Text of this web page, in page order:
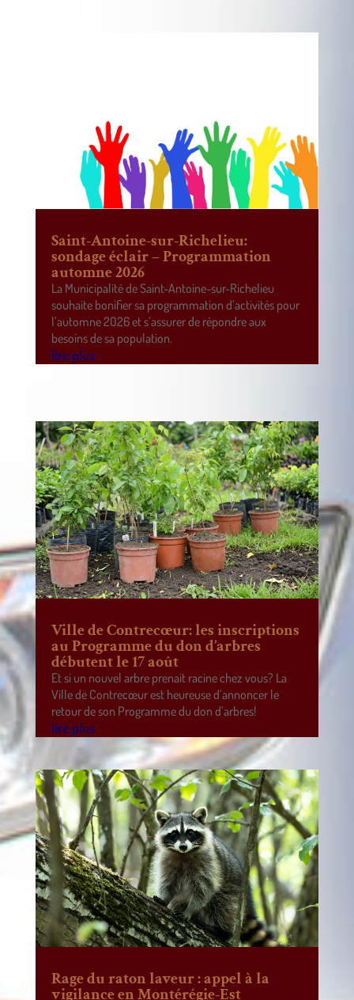
Saint-Antoine-sur-Richelieu:
sondage éclair – Programmation
automne 2026
La Municipalité de Saint-Antoine-sur-Richelieu
souhaite bonifier sa programmation d’activités pour
l’automne 2026 et s’assurer de répondre aux
besoins de sa population.
lire plus
Ville de Contrecœur: les inscriptions
au Programme du don d’arbres
débutent le 17 août
Et si un nouvel arbre prenait racine chez vous? La
Ville de Contrecœur est heureuse d’annoncer le
retour de son Programme du don d’arbres!
lire plus
Rage du raton laveur : appel à la
vigilance en Montérégie-Est